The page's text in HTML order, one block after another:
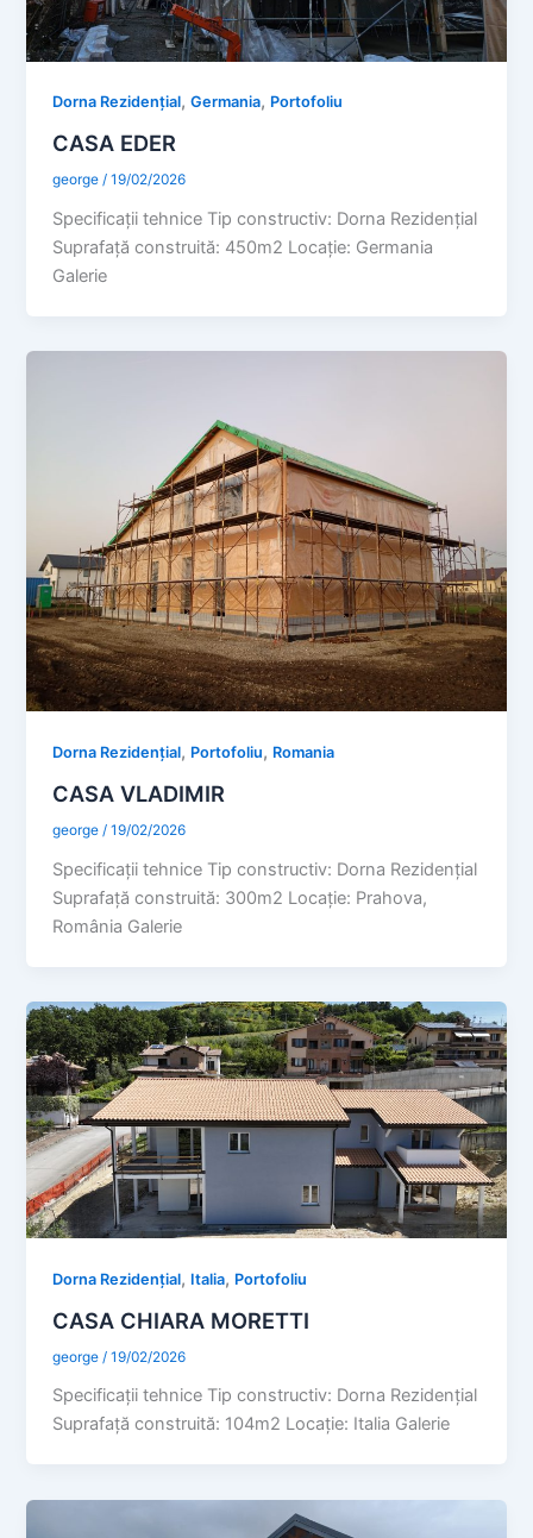
Dorna Rezidențial,Germania, Portofoliu
CASA EDER
george/19/02/2026
Specificaţii tehnice Tip constructiv: Dorna Rezidențial
Suprafaţă construită: 450m2 Locație: Germania
Galerie
Dorna Rezidențial, Portofoliu, Romania
CASA VLADIMIR
george/19/02/2026
Specificaţii tehnice Tip constructiv: Dorna Rezidențial
Suprafaţă construită: 300m2 Locație: Prahova,
România Galerie
Dorna Rezidențial, Italia, Portofoliu
CASA CHIARA MORETTI
george /19/02/2026
Specificaţii tehnice Tip constructiv: Dorna Rezidențial
Suprafaţă construită: 104m2 Locație: Italia Galerie